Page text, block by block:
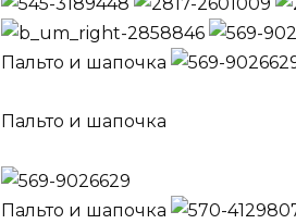
Пальто и шапочка
Пальто и шапочка
Пальто и шапочка